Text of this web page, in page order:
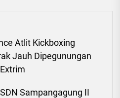
Atlit Kickboxing
Jauh Dipegunungan
Sampangagung II